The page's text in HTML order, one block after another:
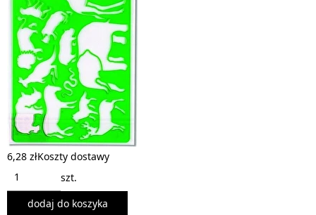
6,28 złKoszty dostawy
szt.
dodaj do koszyka